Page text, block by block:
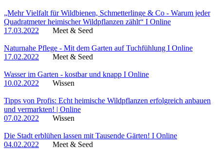
„Mehr Vielfalt für Wildbienen, Schmetterlinge & Co - Warum jeder
Quadratmeter heimischer Wildpflanzen zählt“ I Online
17.03.2022
Meet & Seed
Naturnahe Pflege - Mit dem Garten auf Tuchfühlung I Online
17.02.2022
Meet & Seed
Wasser im Garten - kostbar und knapp I Online
10.02.2022
Wissen
Tipps von Profis: Echt heimische Wildpflanzen erfolgreich anbauen
und vermarkten! | Online
07.02.2022
Wissen
Die Stadt erblühen lassen mit Tausende Gärten! I Online
04.02.2022
Meet & Seed